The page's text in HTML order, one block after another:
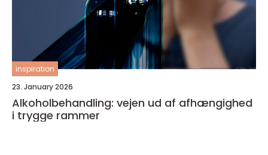
inspiration
23. January 2026
Alkoholbehandling: vejen ud af afhængighed
i trygge rammer